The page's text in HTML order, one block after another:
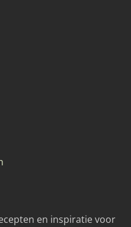
en inspiratie voor